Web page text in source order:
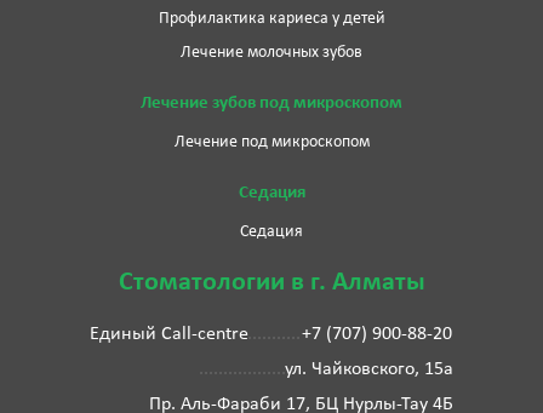
Профилактика кариеса у детей
Лечение молочных зубов
Лечение зубов под микроскопом
Лечение под микроскопом
Седация
Седация
Стоматологии в г. Алматы
Единый Call-centre
+7 (707) 900-88-20
ул. Чайковского, 15а
Пр. Аль-Фараби 17, БЦ Нурлы-Тау 4Б